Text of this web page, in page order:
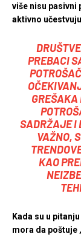
više nisu pasivni
aktivno
PREBACI
GREŠAKA
SADRŽAJE I
VAŽNO,
KAO
Kada su u
mora da poštuje